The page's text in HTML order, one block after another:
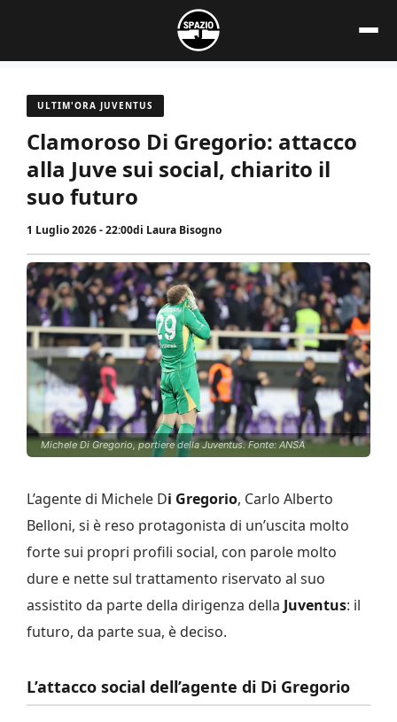
contenuto
ULTIM'ORA JUVENTUS
Clamoroso Di Gregorio: attacco
alla Juve sui social, chiarito il
suo futuro
1 Luglio 2026 - 22:00di Laura Bisogno
Michele Di Gregorio, portiere della Juventus. Fonte: ANSA
L’agente di Michele Di Gregorio, Carlo Alberto
Belloni, si è reso protagonista di un’uscita molto
forte sui propri profili social, con parole molto
dure e nette sul trattamento riservato al suo
assistito da parte della dirigenza della Juventus: il
futuro, da parte sua, è deciso.
L’attacco social dell’agente di Di Gregorio